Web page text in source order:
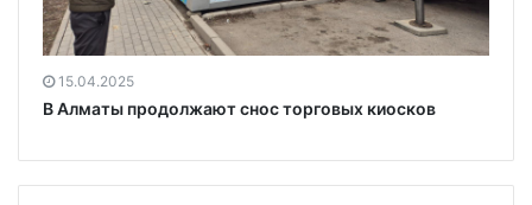
15.04.2025
В Алматы продолжают снос торговых киосков